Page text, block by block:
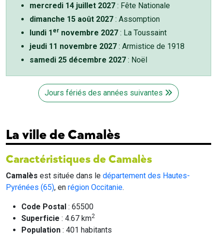
mercredi 14 juillet 2027 : Fête Nationale
dimanche 15 août 2027 : Assomption
lundi 1 er novembre 2027 : La Toussaint
jeudi 11 novembre 2027 : Armistice de 1918
samedi 25 décembre 2027 : Noël
Jours fériés des années suivantes
La ville de Camalès
Caractéristiques de Camalès
Camalès est située dans le département des Hautes-
Pyrénées (65), en région Occitanie.
Code Postal : 65500
Superficie : 4.67 km2
Population : 401 habitants